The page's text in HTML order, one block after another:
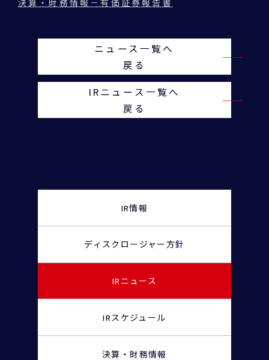
決算・財務情報－有価証券報告書
ニュース一覧へ
戻る
IRニュース一覧へ
戻る
IR情報
ディスクロージャー方針
IRニュース
IRスケジュール
決算・財務情報